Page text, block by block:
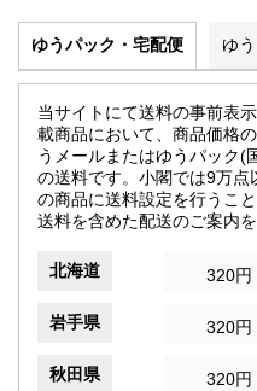
ゆうパック・宅配便 ゆ
当サイトにて送料の事前表
載商品において、商品価格
うメールまたはゆうパック(
の送料です。小閣では9万点
の商品に送料設定を行うこ
送料を含めた配送のご案内
北海道 320円
岩手県 320円
秋田県 320円